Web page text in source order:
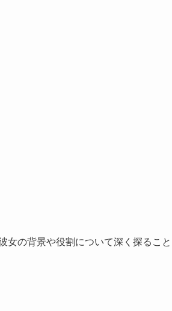
女の背景や役割について深く探ること